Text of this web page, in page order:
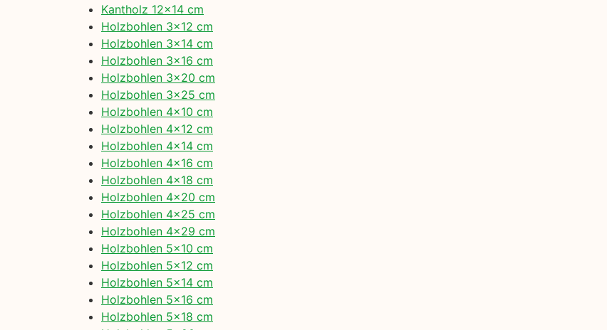
Kantholz 12×14 cm
Holzbohlen 3×12 cm
Holzbohlen 3×14 cm
Holzbohlen 3×16 cm
Holzbohlen 3×20 cm
Holzbohlen 3×25 cm
Holzbohlen 4×10 cm
Holzbohlen 4×12 cm
Holzbohlen 4×14 cm
Holzbohlen 4×16 cm
Holzbohlen 4×18 cm
Holzbohlen 4×20 cm
Holzbohlen 4×25 cm
Holzbohlen 4×29 cm
Holzbohlen 5×10 cm
Holzbohlen 5×12 cm
Holzbohlen 5×14 cm
Holzbohlen 5×16 cm
Holzbohlen 5×18 cm